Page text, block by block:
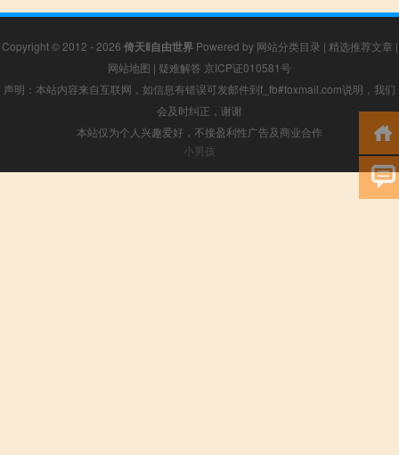
Copyright © 2012 - 2026 倚天Ⅱ自由世界Powered by 网站分类目录 | 精选推荐文章 |
网站地图 | 疑难解答 京ICP证010581号
声明：本站内容来自互联网，如信息有错误可发邮件到f_fb#foxmail.com说明，我们
会及时纠正，谢谢
本站仅为个人兴趣爱好，不接盈利性广告及商业合作
小男孩